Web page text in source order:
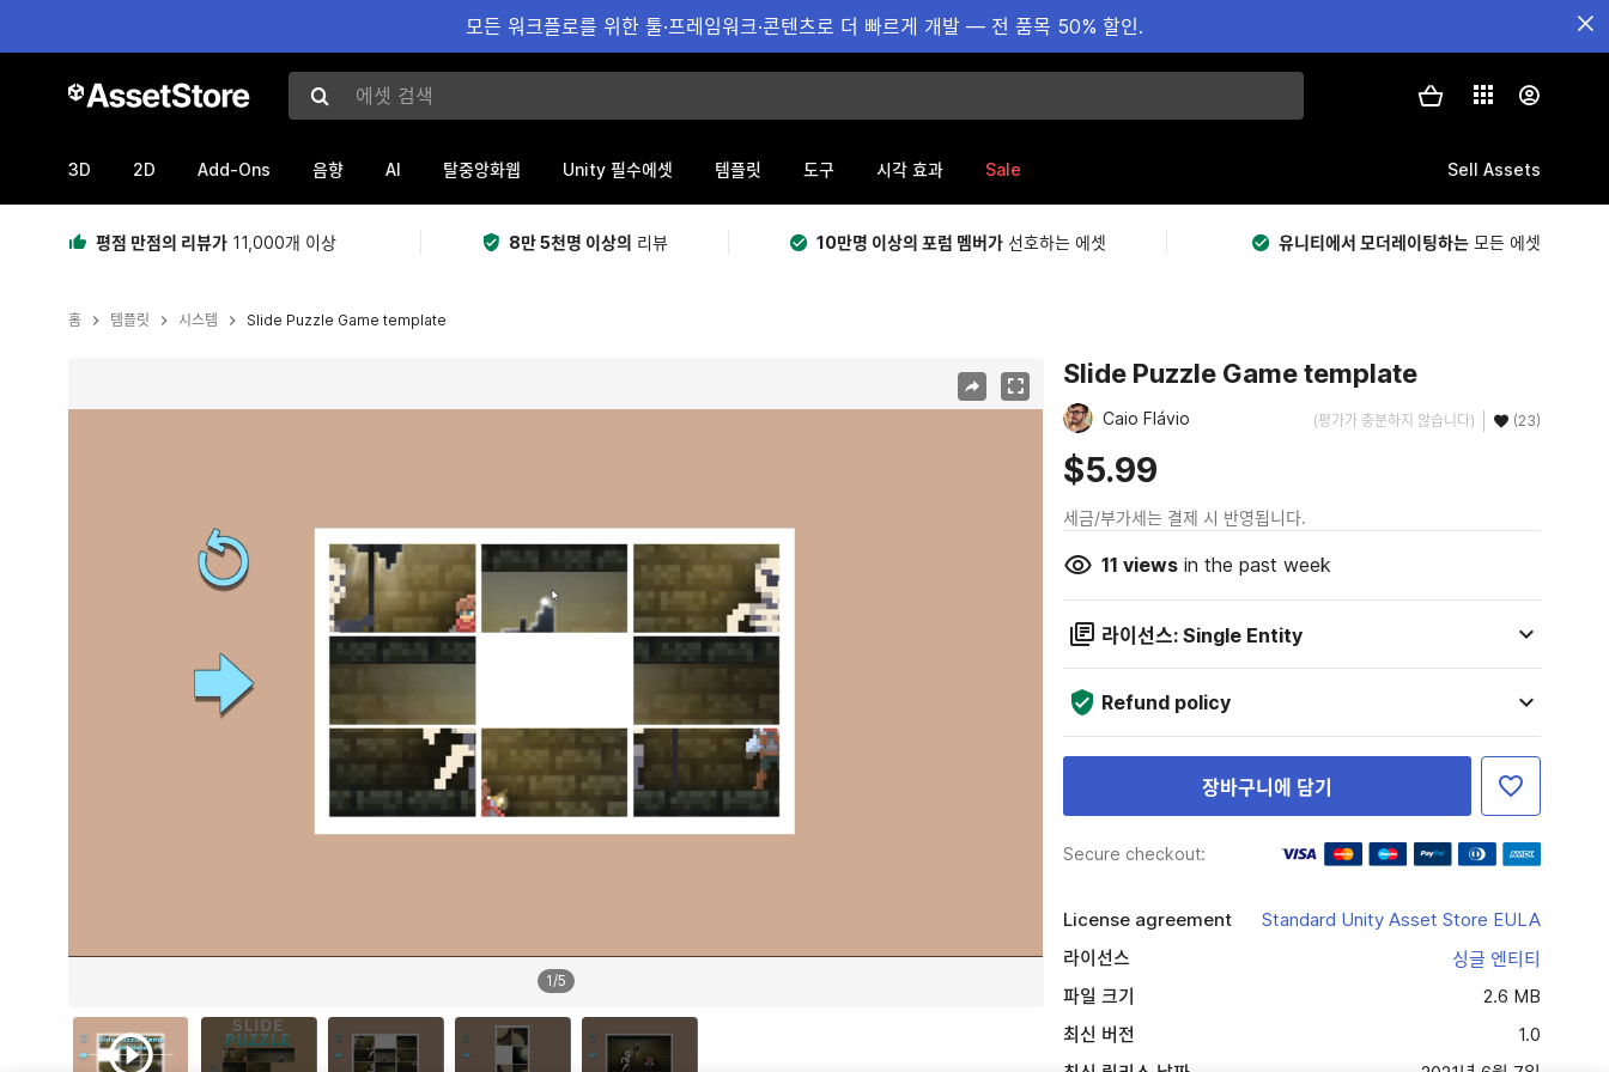
모든 워크플로를 위한 툴·프레임워크·콘텐츠로 더 빠르게 개발 — 전 품목 50% 할인.
에셋 검색
3D 2D Add-Ons 음향 AI 탈중앙화웹 Unity 필수에셋 템플릿 도구 시각 효과 Sale Sell Assets
평점 만점의 리뷰가 11,000개 이상 8만 5천명 이상의 리뷰 10만명 이상의 포럼 멤버가 선호하는 에셋 유니티에서 모더레이팅하는 모든 에셋
홈 템플릿 시스템 Slide Puzzle Game template
1/5
Slide Puzzle Game template
Caio Flávio (평가가 충분하지 않습니다) (23)
$5.99
세금/부가세는 결제 시 반영됩니다.
11 viewsin the past week
라이선스: Single Entity
Refund policy
장바구니에 담기
Secure checkout:
License agreement
Standard Unity Asset Store EULA
라이선스
싱글 엔티티
파일 크기
2.6 MB
최신 버전
1.0